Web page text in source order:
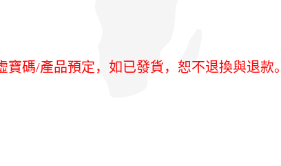
碼/產品預定，如已發貨，恕不退換與退款。